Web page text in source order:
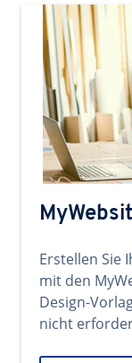
Erstellen Sie
mit den
Design-
nicht